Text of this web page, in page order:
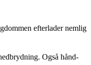
efterlader nemlig
Også hånd-